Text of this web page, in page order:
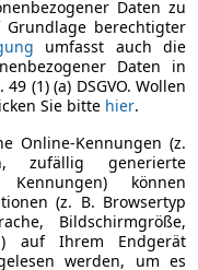
Daten zu
berechtigter
umfasst auch die
Daten in
(1) (a) DSGVO. Wollen
Sie bitte hier.
Online-Kennungen (z.
zufällig generierte
Kennungen) können
(z. B. Browsertyp
Bildschirmgröße,
auf Ihrem Endgerät
werden, um es
namenlosen
zweistufige
bietet. Für
kann man
üppigeren
22.000 bis
tausend Euro
und